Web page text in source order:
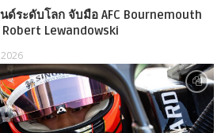
นด์ระดับโลก จับมือ AFC Bournemouth
Lewandowski